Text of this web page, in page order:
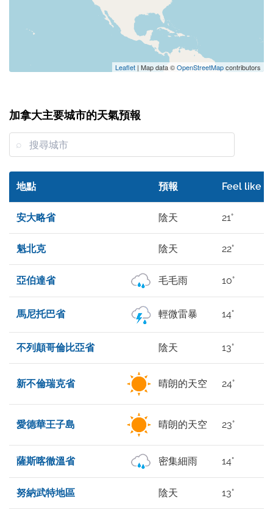
Leaflet | Map data ©OpenStreetMapcontributors
加拿大主要城市的天氣預報
地點 預報 Feel like
安大略省 陰天 21°
魁北克 陰天 22°
亞伯達省 毛毛雨 10°
馬尼托巴省 輕微雷暴 14°
不列顛哥倫比亞省 陰天 13°
新不倫瑞克省 晴朗的天空 24°
愛德華王子島 晴朗的天空 23°
薩斯喀徹溫省 密集細雨 14°
努納武特地區 陰天 13°